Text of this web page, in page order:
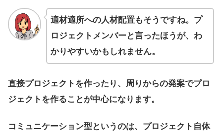
適材適所への人材配置もそうですね。プ
ロジェクトメンバーと言ったほうが、わ
かりやすいかもしれません。
直接プロジェクトを作ったり、周りからの発案でプロ
ジェクトを作ることが中心になります。
コミュニケーション型というのは、プロジェクト自体